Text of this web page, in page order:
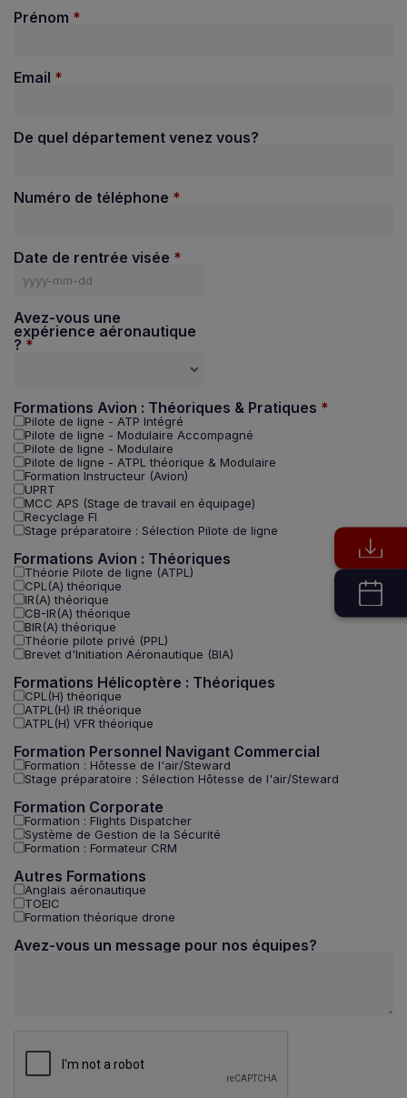
Prénom
Email
De quel département venez vous?
Numéro de téléphone
Date de rentrée visée
Avez-vous une
expérience aéronautique
?
Formations Avion : Théoriques & Pratiques
Pilote de ligne - ATP Intégré
Pilote de ligne - Modulaire Accompagné
Pilote de ligne - Modulaire
Pilote de ligne - ATPL théorique & Modulaire
Formation Instructeur (Avion)
UPRT
MCC APS (Stage de travail en équipage)
Recyclage FI
Stage préparatoire : Sélection Pilote de ligne
Formations Avion : Théoriques
Théorie Pilote de ligne (ATPL)
CPL(A) théorique
IR(A) théorique
CB-IR(A) théorique
BIR(A) théorique
Théorie pilote privé (PPL)
Brevet d'Initiation Aéronautique (BIA)
Formations Hélicoptère : Théoriques
CPL(H) théorique
ATPL(H) IR théorique
ATPL(H) VFR théorique
Formation Personnel Navigant Commercial
Formation : Hôtesse de l'air/Steward
Stage préparatoire : Sélection Hôtesse de l'air/Steward
Formation Corporate
Formation : Flights Dispatcher
Système de Gestion de la Sécurité
Formation : Formateur CRM
Autres Formations
Anglais aéronautique
TOEIC
Formation théorique drone
Avez-vous un message pour nos équipes?